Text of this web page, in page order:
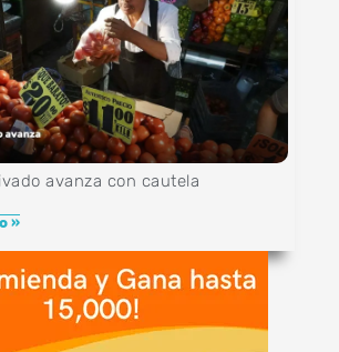
avanza con cautela
»